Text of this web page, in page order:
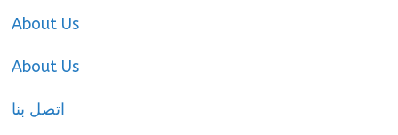
About Us
About Us
اتصل بنا